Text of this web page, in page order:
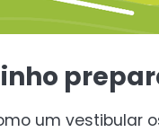
um vestibular